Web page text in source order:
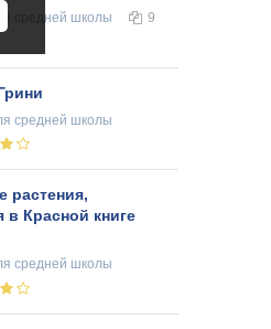
средней школы 9
средней школы
растения,
в Красной книге
средней школы